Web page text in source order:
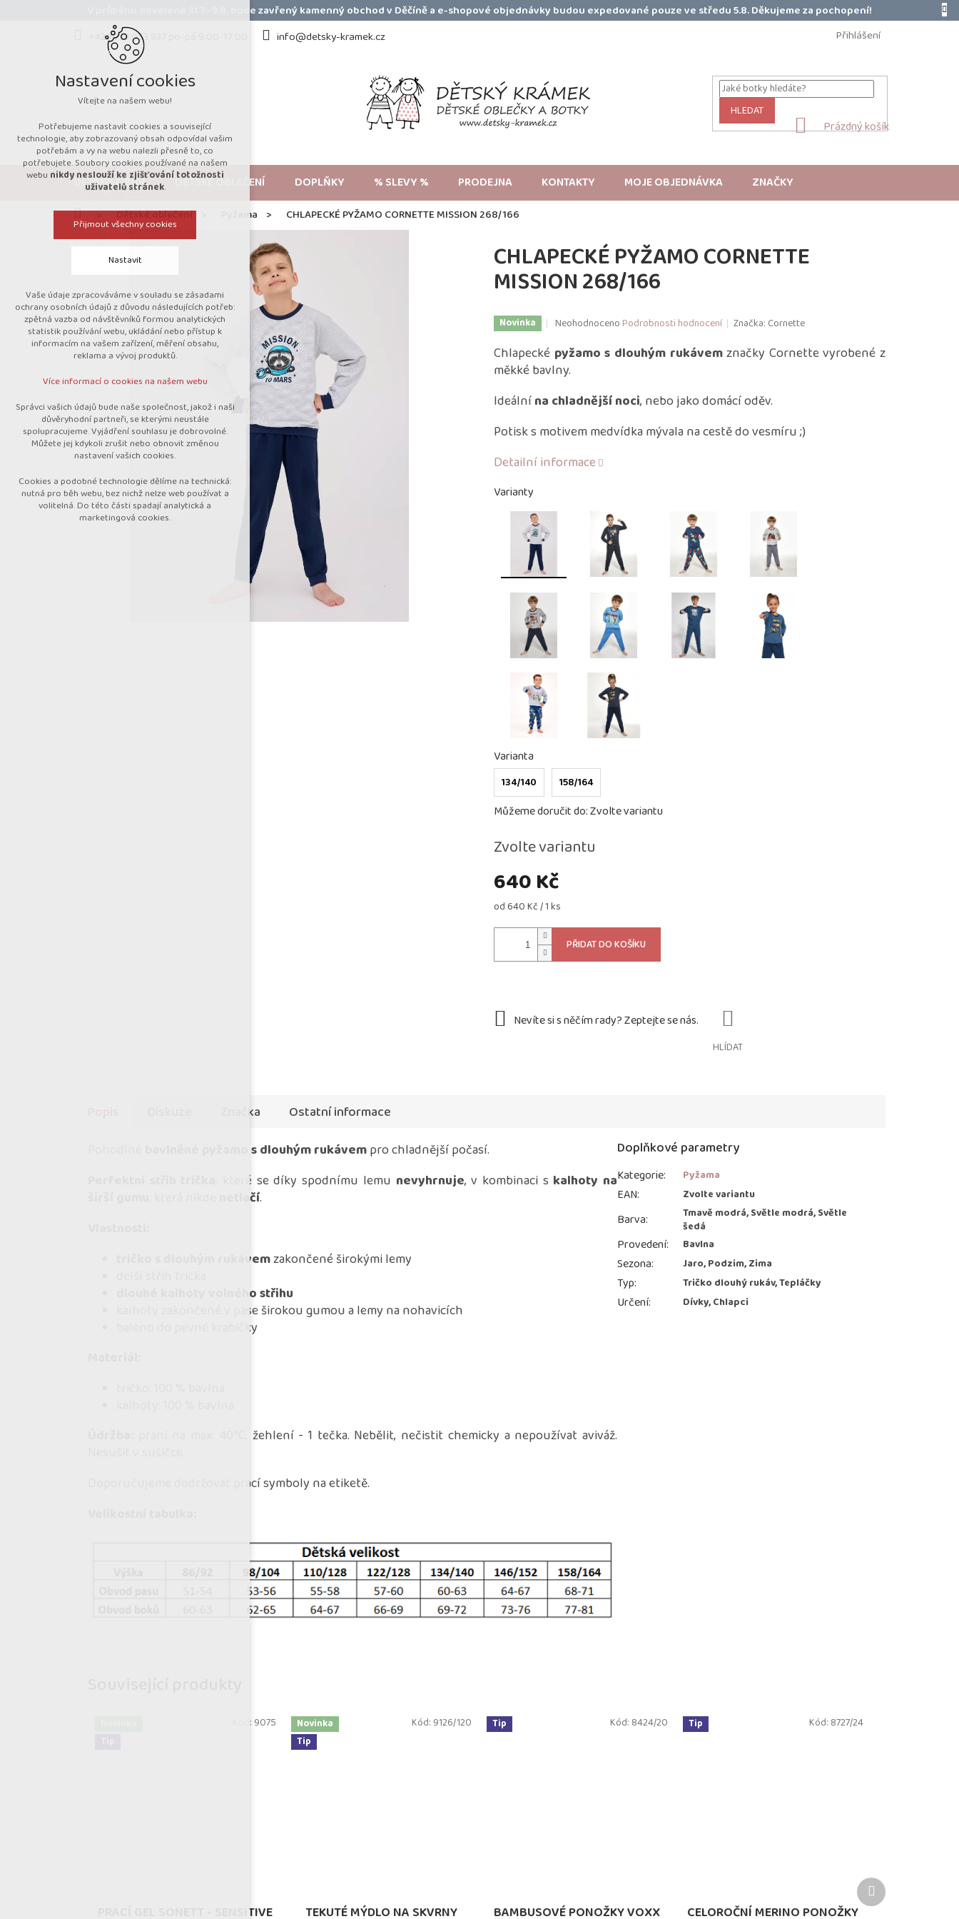
V průběhu dovolené 31.7.-9.8. bude zavřený kamenný obchod v Děčíně a e-shopové objednávky budou expedované pouze ve středu 5.8. Děkujeme za pochopení!
+420 723 053 937 po-pá 9:00-17:00
info@detsky-kramek.cz Přihlášení
HLEDAT
NÁKUPNÍ
Prázdný košík
DĚTSKÁ OBUV DĚTSKÉ OBLEČENÍ DOPLŇKY % SLEVY % PRODEJNA KONTAKTY MOJE OBJEDNÁVKA ZNAČKY
DomůDětské oblečení Pyžama CHLAPECKÉ PYŽAMO CORNETTE MISSION 268/166
CHLAPECKÉ PYŽAMO CORNETTE
MISSION 268/166
Novinka
Průměrné
produktu
je
0,0
5
NeohodnocenoPodrobnosti hodnocení Značka: Cornette
640 Kč
Měrná
od 640 Kč / 1 ks
Zvolte variantu
Varianty
Varianta
134/140 158/164
Můžeme doručit do:Zvolte variantu
PŘIDAT DO KOŠÍKU
Chlapecké pyžamo s dlouhým rukávemznačky Cornette vyrobené z
měkké bavlny.
Ideálnína chladnější noci, nebo jako domácí oděv.
Potisk s motivem medvídka mývala na cestě do vesmíru ;)
Detailní informace
HLÍDAT
PRACÍ GEL SONETT - SENSITIVE
Kód: 9075
Novinka
Tip
TEKUTÉ MÝDLO NA SKVRNY
Kód: 9126/120 Tip
BAMBUSOVÉ PONOŽKY VOXX
Kód: 8424/20 Tip
CELOROČNÍ MERINO PONOŽKY
Kód: 8727/24
Další
produkt
Značka
Ostatní informace
bavlněné pyžamo s dlouhým rukávempro chladnější počasí.
, které se díky spodnímu lemu nevyhrnuje, v kombinaci s kalhoty na
netlačí.
tričko s dlouhým rukávemzakončené širokými lemy
dlouhé kalhoty volného střihu
kalhoty zakončené v pase širokou gumou a lemy na nohavicích
baleno do pevné krabičky
praní na max. 40°C, žehlení - 1 tečka. Nebělit, nečistit chemicky a nepoužívat aviváž.
Doporučujeme dodržovat prací symboly na etiketě.
Doplňkové parametry
Kategorie: Pyžama
EAN: Zvolte variantu
Barva:
Tmavě modrá, Světle modrá, Světle
šedá
Provedení: Bavlna
Sezona: Jaro, Podzim, Zima
Typ: Tričko dlouhý rukáv, Tepláčky
Určení: Dívky, Chlapci
Nastavení cookies
Vítejte na našem webu!
Potřebujeme nastavit cookies a související
technologie, aby zobrazovaný obsah odpovídal vašim
potřebám a vy na webu nalezli přesně to, co
potřebujete. Soubory cookies používané na našem
webu nikdy neslouží ke zjišťování totožnosti
uživatelů stránek.
Přijmout všechny cookies
Nastavit
Technická cookies
nutná pro provozování webu
udržení kontextu stránek (session):
případná přihlášení, volby jazyka, apod.
návštěvnosti
marketingová cookies (Google)
Více informací o cookies na našem webu
Přijmout všechny cookies
Odmítnout vše
Vaše údaje zpracováváme v souladu se zásadami
ochrany osobních údajů z důvodu následujících potřeb:
zpětná vazba od návštěvníků formou analytických
statistik používání webu, ukládání nebo přístup k
informacím na vašem zařízení, měření obsahu,
reklama a vývoj produktů.
Více informací o cookies na našem webu
Správci vašich údajů bude naše společnost, jakož i naši
důvěryhodní partneři, se kterými neustále
spolupracujeme. Vyjádření souhlasu je dobrovolné.
Můžete jej kdykoli zrušit nebo obnovit změnou
nastavení vašich cookies.
Cookies a podobné technologie dělíme na technická:
nutná pro běh webu, bez nichž nelze web používat a
volitelná. Do této části spadají analytická a
marketingová cookies.